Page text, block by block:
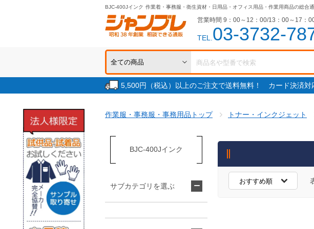
BJC-400Jインク 作業着・事務服・衛生資材・日用品・オフィス用品・作業用商品の総合
営業時間 9：00～12：00/13：00～17：00
TEL.03-3732-
5,500円（税込）以上のご注文で送料無料！ カード決済対
作業服・事務服・事務用品トップ トナー・インクジェット
BJC-400Jインク
サブカテゴリを選ぶ